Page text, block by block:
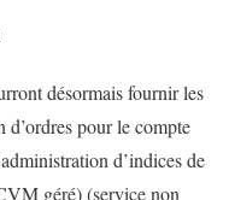
désormais fournir les
d’ordres pour le compte
d’indices de
géré) (service non